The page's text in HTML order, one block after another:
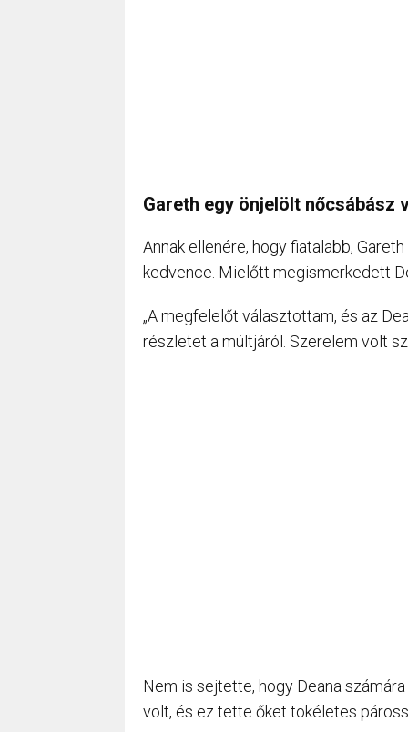
Gareth egy önjelölt nőcsábász
Annak ellenére, hogy fiatalabb,
kedvence. Mielőtt megismerkedett
„A megfelelőt választottam, és az
részletet a múltjáról. Szerelem volt
Nem is sejtette, hogy Deana
volt, és ez tette őket tökéletes